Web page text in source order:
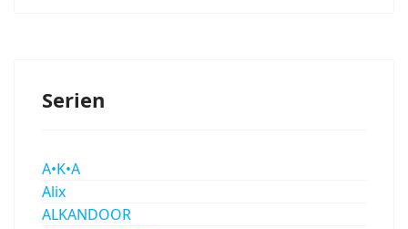
Serien
A•K•A
Alix
ALKANDOOR